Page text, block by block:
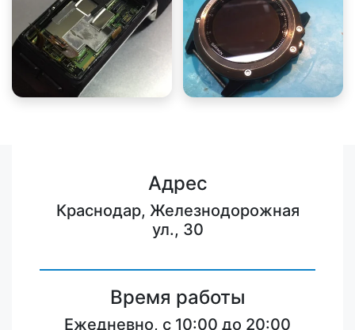
Адрес
Краснодар, Железнодорожная
ул., 30
Время работы
Ежедневно, с 10:00 до 20:00